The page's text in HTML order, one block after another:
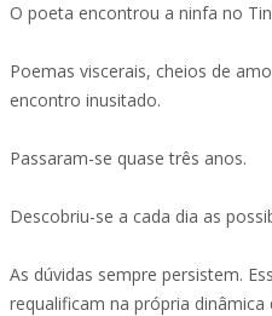
O poeta encontrou a ninfa no
Poemas viscerais, cheios de
encontro inusitado.
Passaram-se quase três anos.
Descobriu-se a cada dia as
As dúvidas sempre persistem.
requalificam na própria dinâmica